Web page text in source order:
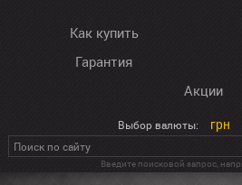
Как купить
Гарантия
Акции
Выбор валюты: грн
Введите поисковой запрос,